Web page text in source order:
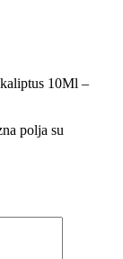
10Ml –
polja su